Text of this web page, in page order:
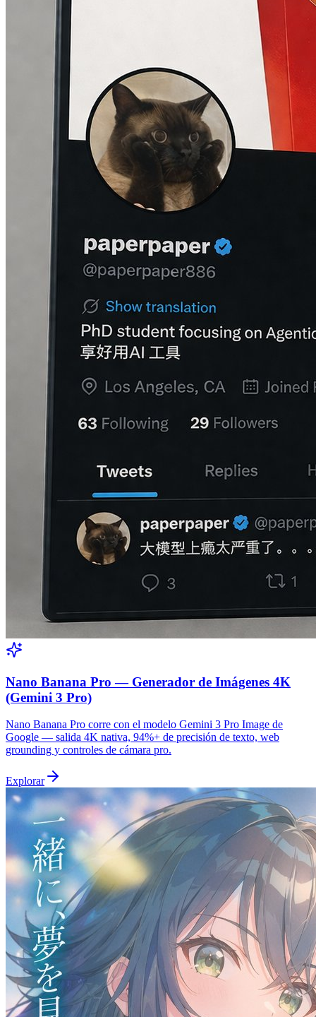
Nano Banana Pro — Generador de Imágenes 4K
(Gemini 3 Pro)
Nano Banana Pro corre con el modelo Gemini 3 Pro Image de
Google — salida 4K nativa, 94%+ de precisión de texto, web
grounding y controles de cámara pro.
Explorar